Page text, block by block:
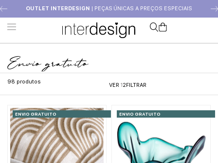
OUTLET INTERDESIGN | PEÇAS ÚNICAS A PREÇOS ESPECIAIS
Envio gratuito
98 produtos
VER 12FILTRAR
ENVIO GRATUITO ENVIO GRATUITO